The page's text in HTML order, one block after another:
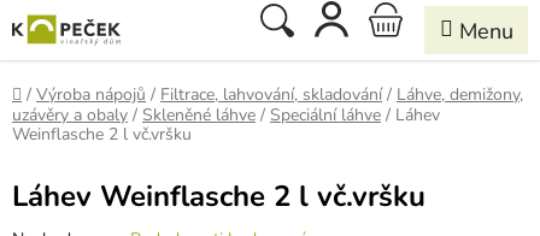
na
obsah
Hledat
NÁKUPNÍ
KOŠÍK
Domů
/ Výroba nápojů / Filtrace, lahvování, skladování / Láhve, demižony,
uzávěry a obaly / Skleněné láhve / Speciální láhve / Láhev
Weinflasche 2 l vč.vršku
Láhev Weinflasche 2 l vč.vršku